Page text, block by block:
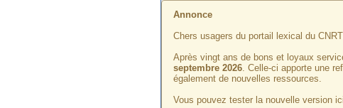
Annonce
Chers usagers du portail lexical du
Après vingt ans de bons et loyaux
septembre 2026. Celle-ci apporte une
également de nouvelles ressources.
Vous pouvez tester la nouvelle version